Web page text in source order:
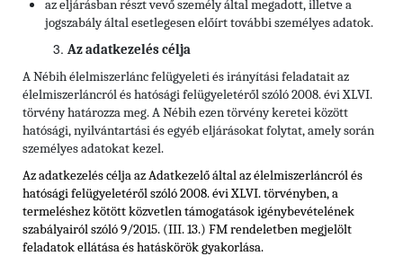
az eljárásban részt vevő személy által megadott, illetve a
jogszabály által esetlegesen előírt további személyes adatok.
Az adatkezelés célja
A Nébih élelmiszerlánc felügyeleti és irányítási feladatait az
élelmiszerláncról és hatósági felügyeletéről szóló 2008. évi XLVI.
törvény határozza meg. A Nébih ezen törvény keretei között
hatósági, nyilvántartási és egyéb eljárásokat folytat, amely során
személyes adatokat kezel.
Az adatkezelés célja az Adatkezelő által az élelmiszerláncról és
hatósági felügyeletéről szóló 2008. évi XLVI. törvényben,a
termeléshez kötött közvetlen támogatások igénybevételének
szabályairól szóló 9/2015. (III. 13.) FM rendeletbenmegjelölt
feladatok ellátása és hatáskörök gyakorlása.